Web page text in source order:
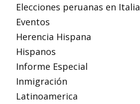
Elecciones peruanas en Italia
Eventos
Herencia Hispana
Hispanos
Informe Especial
Inmigración
Latinoamerica